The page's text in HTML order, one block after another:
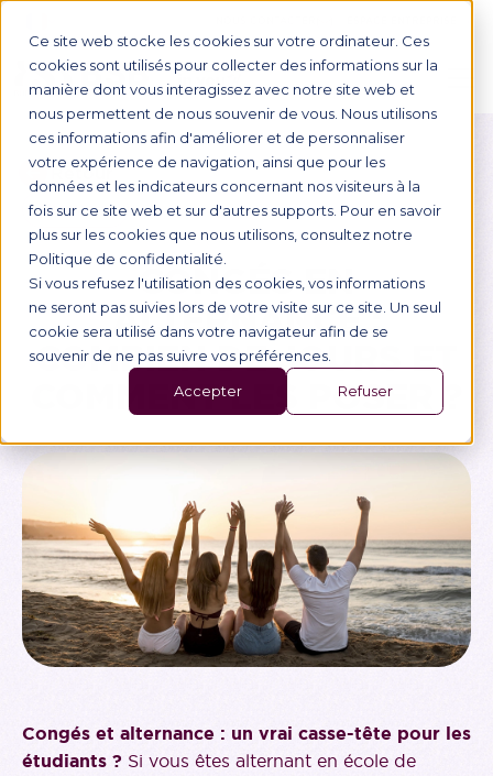
Ce site web stocke les cookies sur votre ordinateur. Ces
cookies sont utilisés pour collecter des informations sur la
manière dont vous interagissez avec notre site web et
nous permettent de nous souvenir de vous. Nous utilisons
ces informations afin d'améliorer et de personnaliser
votre expérience de navigation, ainsi que pour les
données et les indicateurs concernant nos visiteurs à la
fois sur ce site web et sur d'autres supports. Pour en savoir
plus sur les cookies que nous utilisons, consultez notre
Politique de confidentialité.
Si vous refusez l'utilisation des cookies, vos informations
ne seront pas suivies lors de votre visite sur ce site. Un seul
cookie sera utilisé dans votre navigateur afin de se
souvenir de ne pas suivre vos préférences.
Accepter Refuser
Retour
Alternance
CONGÉS EN
ALTERNANCE :
COMBIEN DE JOURS ET
COMMENT LES POSER ?
Congés et alternance : un vrai casse-tête pour les
étudiants ? Si vous êtes alternant en école de